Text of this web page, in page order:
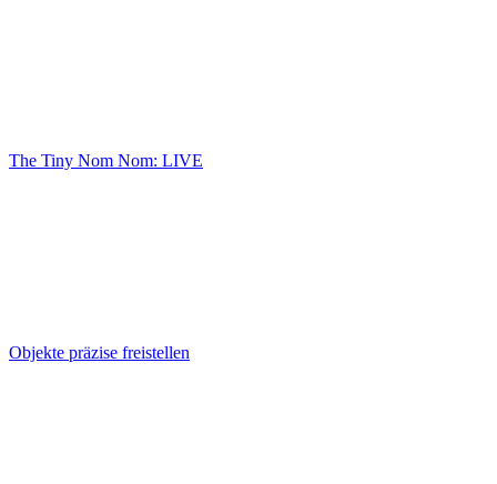
The Tiny Nom Nom: LIVE
Objekte präzise freistellen